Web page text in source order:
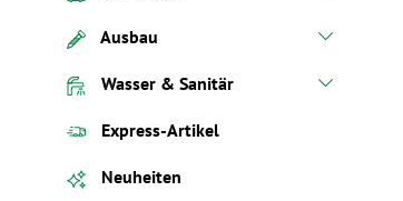
Ausbau
Wasser & Sanitär
Express-Artikel
Neuheiten